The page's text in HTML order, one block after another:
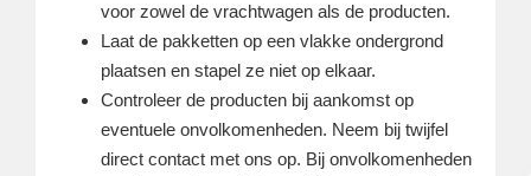
voor zowel de vrachtwagen als de producten.
Laat de pakketten op een vlakke ondergrond
plaatsen en stapel ze niet op elkaar.
Controleer de producten bij aankomst op
eventuele onvolkomenheden. Neem bij twijfel
direct contact met ons op. Bij onvolkomenheden